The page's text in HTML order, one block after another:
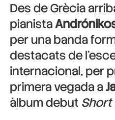
Des de Grècia
pianista
per una banda
destacats de
internacional, per
primera vegada a
àlbum debut Short